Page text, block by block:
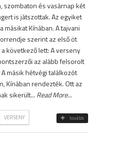
szombaton és vasárnap két
is játszottak. Az egyiket
másikat Kínában. A tajvani
szerint az első öt
következő lett: A verseny
az alább felsorolt
másik hétvégi találkozót
Kínában rendezték. Ott az
sikerült... Read More...
VERSENY tovább